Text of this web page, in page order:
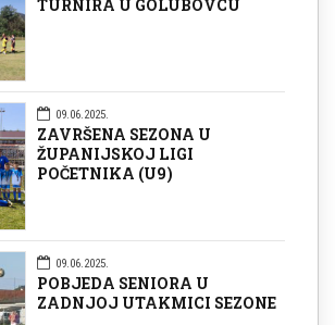
TURNIRA U GOLUBOVCU
09.06.2025.
ZAVRŠENA SEZONA U
ŽUPANIJSKOJ LIGI
POČETNIKA (U9)
09.06.2025.
POBJEDA SENIORA U
ZADNJOJ UTAKMICI SEZONE